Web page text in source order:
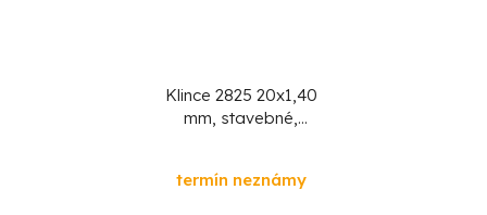
Klince 2825 20x1,40
mm, stavebné,
termín neznámy